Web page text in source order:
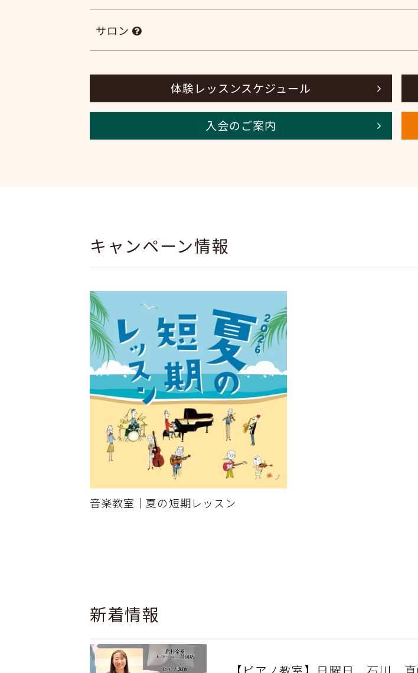
サロン
体験レッスンスケジュール
入会のご案内
キャンペーン情報
音楽教室｜夏の短期レッスン
新着情報